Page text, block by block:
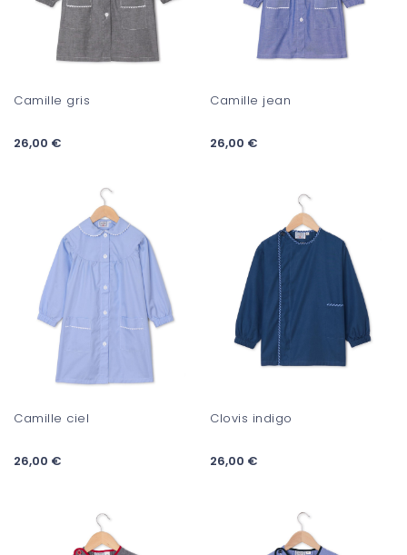
Camille gris
26,00 €
Camille jean
26,00 €
Camille ciel
26,00 €
Clovis indigo
26,00 €